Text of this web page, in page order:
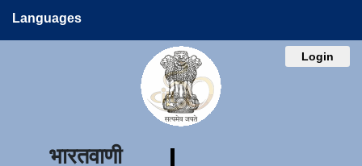
Languages
Login
भारतवाणी